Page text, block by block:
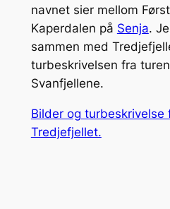
navnet sier mellom
Kaperdalen på Senja.
sammen med
turbeskrivelsen fra
Svanfjellene.
Bilder og turbeskrivelse
Tredjefjellet.